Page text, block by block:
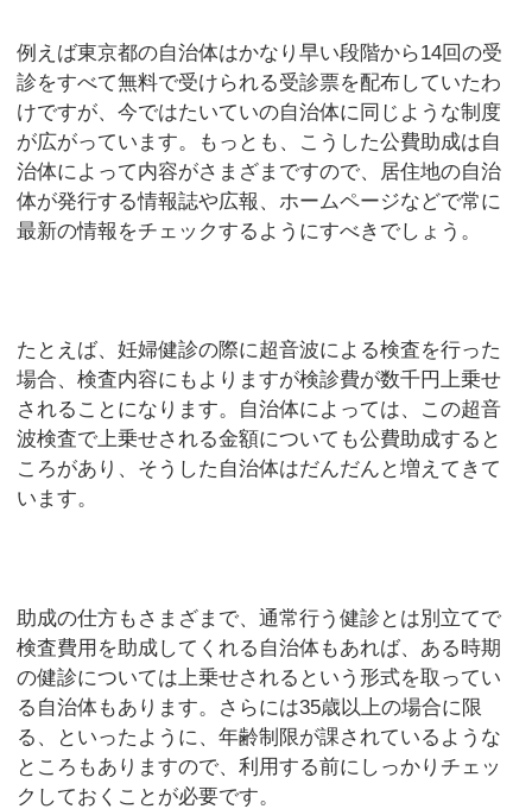
例えば東京都の自治体はかなり早い段階から14回の受
診をすべて無料で受けられる受診票を配布していたわ
けですが、今ではたいていの自治体に同じような制度
が広がっています。もっとも、こうした公費助成は自
治体によって内容がさまざまですので、居住地の自治
体が発行する情報誌や広報、ホームページなどで常に
最新の情報をチェックするようにすべきでしょう。
たとえば、妊婦健診の際に超音波による検査を行った
場合、検査内容にもよりますが検診費が数千円上乗せ
されることになります。自治体によっては、この超音
波検査で上乗せされる金額についても公費助成すると
ころがあり、そうした自治体はだんだんと増えてきて
います。
助成の仕方もさまざまで、通常行う健診とは別立てで
検査費用を助成してくれる自治体もあれば、ある時期
の健診については上乗せされるという形式を取ってい
る自治体もあります。さらには35歳以上の場合に限
る、といったように、年齢制限が課されているような
ところもありますので、利用する前にしっかりチェッ
クしておくことが必要です。